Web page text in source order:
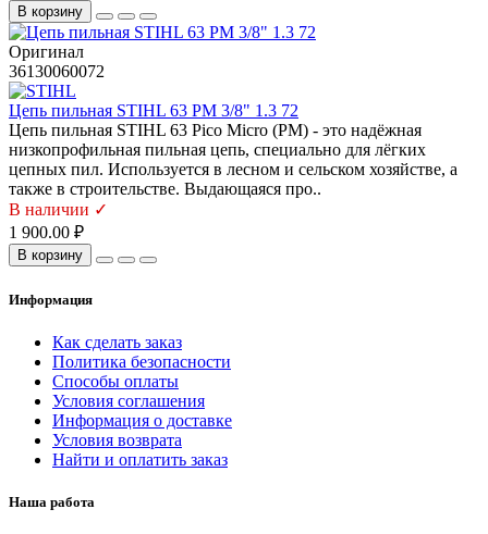
В корзину
Оригинал
36130060072
Цепь пильная STIHL 63 PM 3/8" 1.3 72
Цепь пильная STIHL 63 Pico Micro (PM) - это надёжная
низкопрофильная пильная цепь, специально для лёгких
цепных пил. Используется в лесном и сельском хозяйстве, а
также в строительстве. Выдающаяся про..
В наличии ✓
1 900.00 ₽
В корзину
Информация
Как сделать заказ
Политика безопасности
Способы оплаты
Условия соглашения
Информация о доставке
Условия возврата
Найти и оплатить заказ
Наша работа